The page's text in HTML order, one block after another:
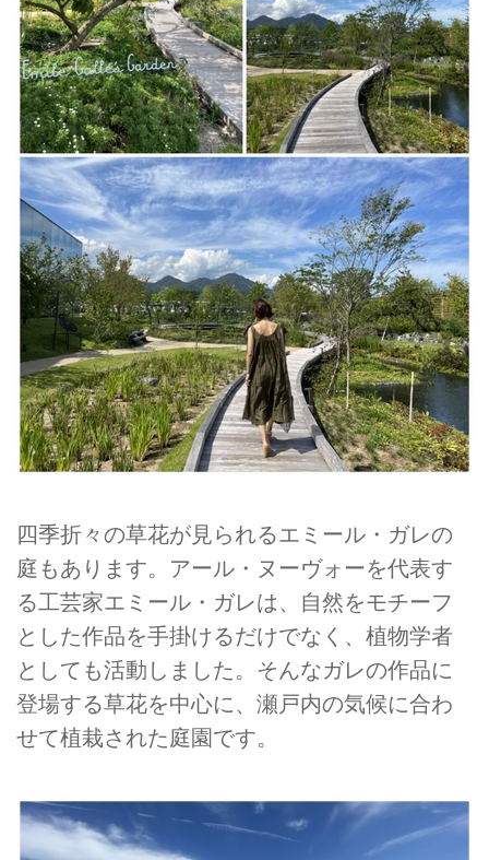
四季折々の草花が見られるエミール・ガレの
庭もあります。アール・ヌーヴォーを代表す
る工芸家エミール・ガレは、自然をモチーフ
とした作品を手掛けるだけでなく、植物学者
としても活動しました。そんなガレの作品に
登場する草花を中心に、瀬戸内の気候に合わ
せて植栽された庭園です。